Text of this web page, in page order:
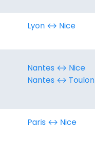
Lyon ↔︎ Nice
Nantes ↔︎ Nice
Nantes ↔︎ Toulon
Paris ↔︎ Nice